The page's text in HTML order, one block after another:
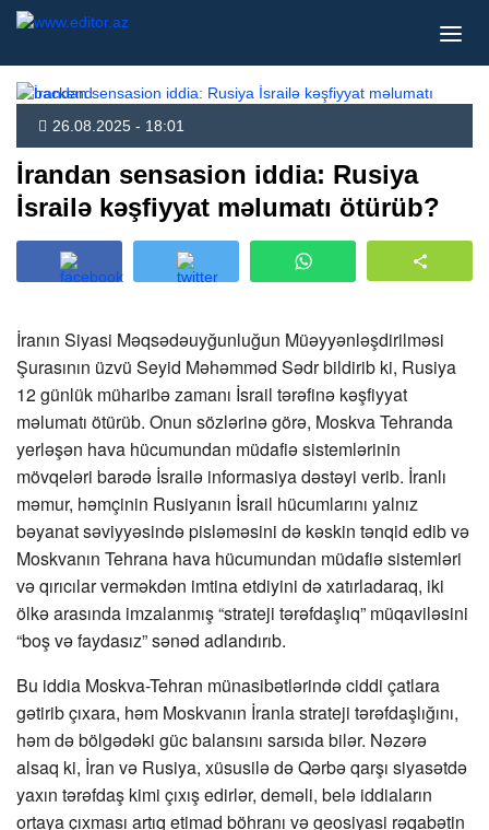
26.08.2025 - 18:01
İrandan sensasion iddia: Rusiya
İsrailə kəşfiyyat məlumatı ötürüb?
İranın Siyasi Məqsədəuyğunluğun Müəyyənləşdirilməsi
Şurasının üzvü Seyid Məhəmməd Sədr bildirib ki, Rusiya
12 günlük müharibə zamanı İsrail tərəfinə kəşfiyyat
məlumatı ötürüb. Onun sözlərinə görə, Moskva Tehranda
yerləşən hava hücumundan müdafiə sistemlərinin
mövqeləri barədə İsrailə informasiya dəstəyi verib. İranlı
məmur, həmçinin Rusiyanın İsrail hücumlarını yalnız
bəyanat səviyyəsində pisləməsini də kəskin tənqid edib və
Moskvanın Tehrana hava hücumundan müdafiə sistemləri
və qırıcılar verməkdən imtina etdiyini də xatırladaraq, iki
ölkə arasında imzalanmış “strateji tərəfdaşlıq” müqaviləsini
“boş və faydasız” sənəd adlandırıb.
Bu iddia Moskva-Tehran münasibətlərində ciddi çatlara
gətirib çıxara, həm Moskvanın İranla strateji tərəfdaşlığını,
həm də bölgədəki güc balansını sarsıda bilər. Nəzərə
alsaq ki, İran və Rusiya, xüsusilə də Qərbə qarşı siyasətdə
yaxın tərəfdaş kimi çıxış edirlər, deməli, belə iddiaların
ortaya çıxması artıq etimad böhranı və geosiyasi rəqabətin